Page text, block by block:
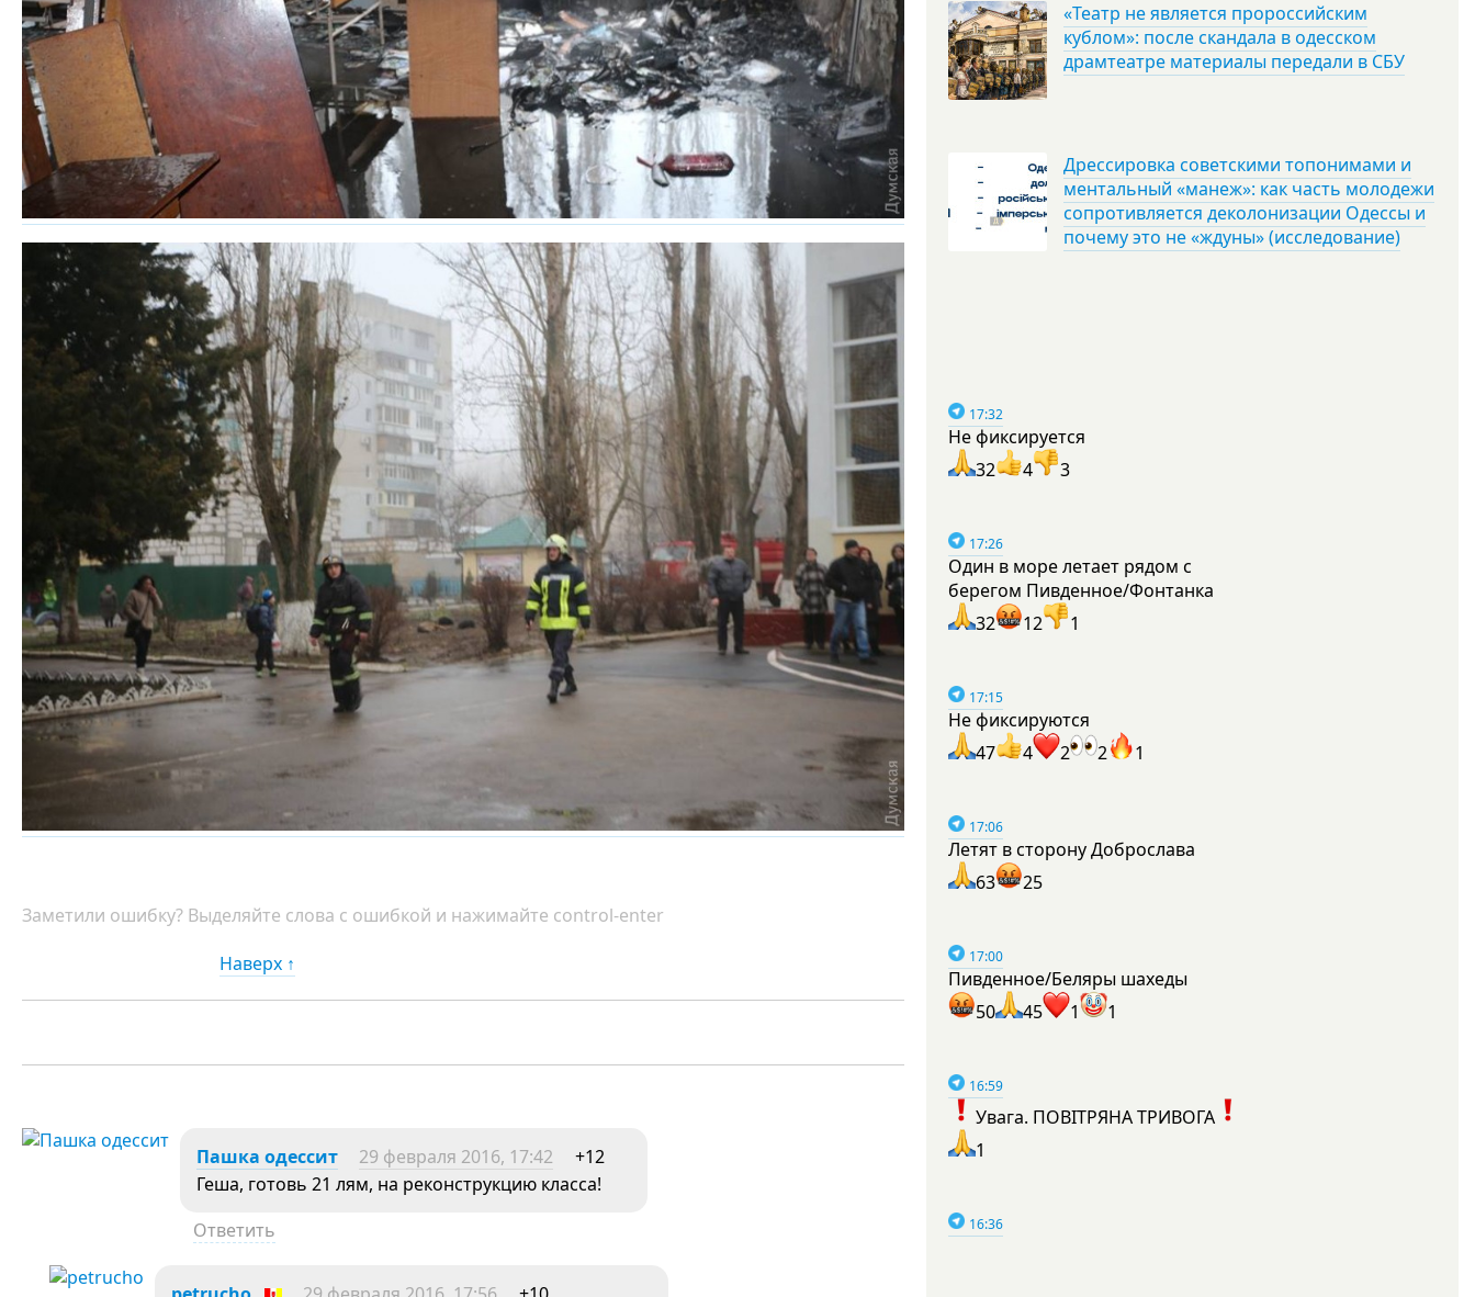
Заметили ошибку? Выделяйте слова с ошибкой и нажимайте control-enter
Наверх ↑
Пашка одессит 29 февраля 2016, 17:42
+12
Геша, готовь 21 лям, на реконструкцию класса!
Ответить
«Театр не является пророссийским
кублом»: после скандала в одесском
драмтеатре материалы передали в СБУ
Дрессировка советскими топонимами и
ментальный «манеж»: как часть молодежи
сопротивляется деколонизации Одессы и
почему это не «ждуны» (исследование)
17:32
Не фиксируется
32
4 3
17:26
Один в море летает рядом с
берегом Пивденное/Фонтанка
32
12 1
17:15
Не фиксируются
47
4 2 2 1
17:06
Летят в сторону Доброслава
63
25
17:00
Пивденное/Беляры шахеды
50
45 1 1
16:59
Увага. ПОВІТРЯНА ТРИВОГА
1
16:36